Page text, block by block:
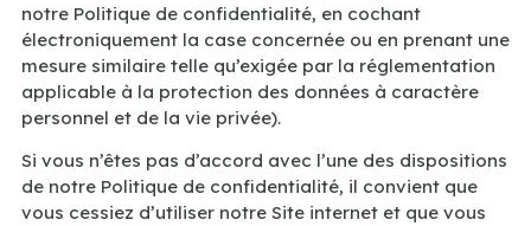
notre Politique de confidentialité, en cochant
électroniquement la case concernée ou en prenant une
mesure similaire telle qu’exigée par la réglementation
applicable à la protection des données à caractère
personnel et de la vie privée).
Si vous n’êtes pas d’accord avec l’une des dispositions
de notre Politique de confidentialité, il convient que
vous cessiez d’utiliser notre Site internet et que vous